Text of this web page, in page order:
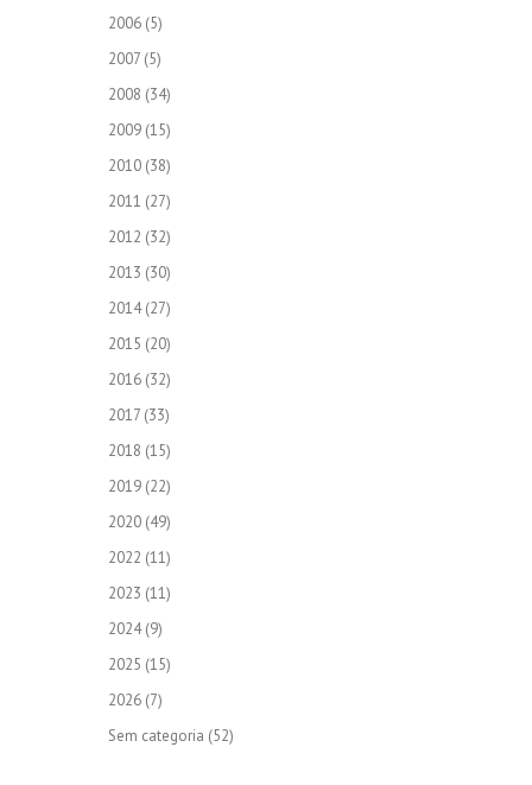
2006 (5)
2007 (5)
2008 (34)
2009 (15)
2010 (38)
2011 (27)
2012 (32)
2013 (30)
2014(27)
2015 (20)
2016 (32)
2017 (33)
2018 (15)
2019 (22)
2020 (49)
2022 (11)
2023 (11)
2024(9)
2025 (15)
2026 (7)
Sem categoria (52)